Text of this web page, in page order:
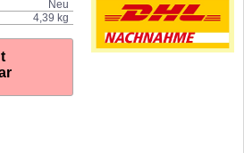
Neu
4,39 kg